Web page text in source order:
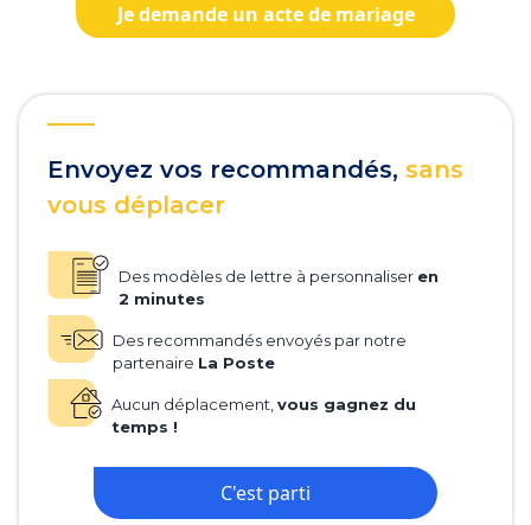
Envoyez vos recommandés, sans
vous déplacer
Des modèles de lettre à personnaliser en
2 minutes
Des recommandés envoyés par notre
partenaire La Poste
Aucun déplacement,vous gagnez du
temps !
C'est parti
Je demande un acte de mariage